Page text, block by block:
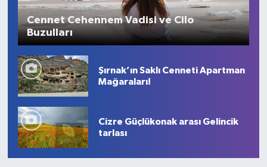
Cennet Cehennem Vadisi ve Cilo
Buzulları
Şırnak’ın Saklı Cenneti Apartman
Mağaraları!
Cizre Güçlükonak arası Gelincik
tarlası